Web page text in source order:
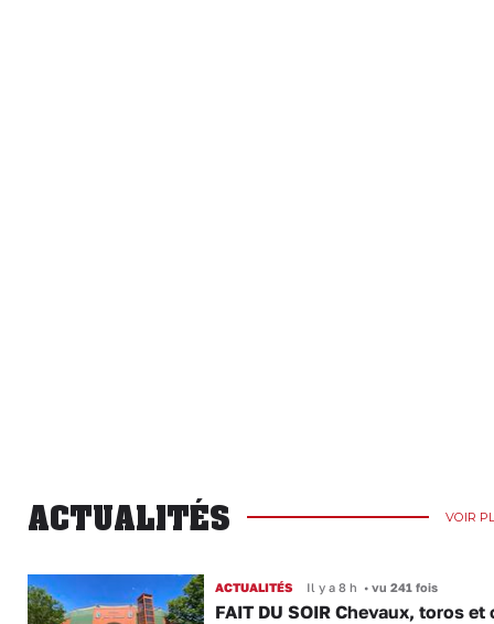
ACTUALITÉS VOIR
ACTUALITÉS Il y a 8 h •vu 241 fois
FAIT DU SOIR Chevaux, toros et